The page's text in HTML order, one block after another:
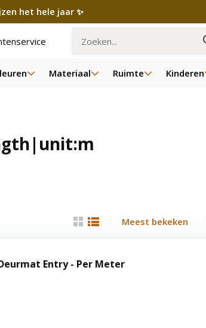
het hele jaar ✨
Materiaal Ruimte Kinderen
Meest bekeken
Entry - Per Meter